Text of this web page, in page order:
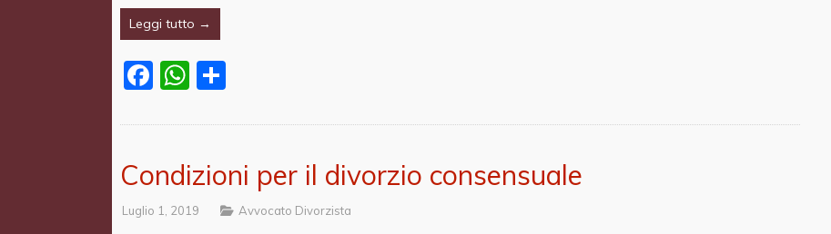
Leggi tutto →
Facebook
WhatsApp
Condizioni per il divorzio consensuale
Luglio 1, 2019 Avvocato Divorzista